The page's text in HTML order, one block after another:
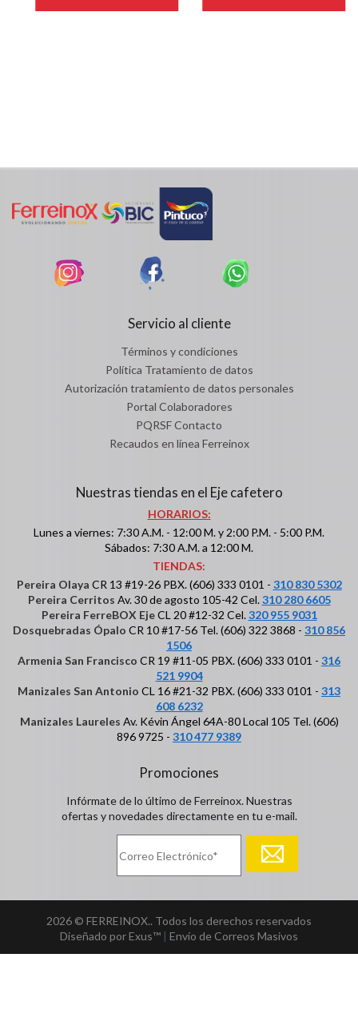
Servicio al cliente
Términos y condiciones
Política Tratamiento de datos
Autorización tratamiento de datos personales
Portal Colaboradores
PQRSF Contacto
Recaudos en línea Ferreinox
Nuestras tiendas en el Eje cafetero
HORARIOS:
Lunes a viernes: 7:30 A.M. - 12:00 M. y 2:00 P.M. - 5:00 P.M.
Sábados: 7:30 A.M. a 12:00 M.
TIENDAS:
Pereira Olaya CR 13 #19-26 PBX. (606) 333 0101 - 310 830 5302
Pereira Cerritos Av. 30 de agosto 105-42 Cel.310 280 6605
Pereira FerreBOX EjeCL 20 #12-32 Cel.320 955 9031
Dosquebradas Ópalo CR 10 #17-56 Tel. (606) 322 3868 - 310 856
1506
Armenia San Francisco CR 19 #11-05 PBX. (606) 333 0101 - 316
521 9904
Manizales San Antonio CL 16 #21-32 PBX. (606) 333 0101 - 313
608 6232
Manizales Laureles Av. Kévin Ángel 64A-80 Local 105 Tel. (606)
896 9725 - 310 477 9389
Promociones
Infórmate de lo último de Ferreinox. Nuestras
ofertas y novedades directamente en tu e-mail.
2026 © FERREINOX.. Todos los derechos reservados
Diseñado por Exus™ | Envío de Correos Masivos